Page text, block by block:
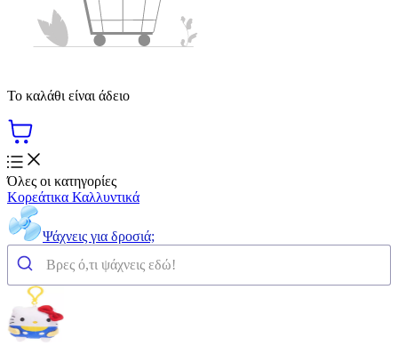
Το καλάθι είναι άδειο
Όλες οι κατηγορίες
Κορεάτικα Καλλυντικά
Ψάχνεις για δροσιά;